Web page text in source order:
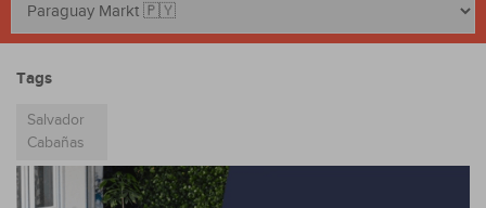
Tags
Salvador
Cabañas